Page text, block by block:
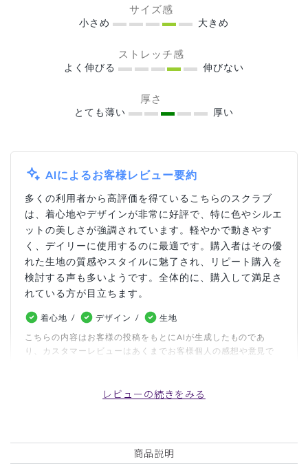
サイズ感
小さめ 大きめ
ストレッチ感
よく伸びる 伸びない
厚さ
とても薄い 厚い
AIによるお客様レビュー要約
多くの利用者から高評価を得ているこちらのスクラブ
は、着心地やデザインが非常に好評で、特に色やシルエ
ットの美しさが強調されています。軽やかで動きやす
く、デイリーに使用するのに最適です。購入者はその優
れた生地の質感やスタイルに魅了され、リピート購入を
検討する声も多いようです。全体的に、購入して満足さ
れている方が目立ちます。
着心地 デザイン
生地
こちらの内容はお客様の投稿をもとにAIが生成したものであ
り、カスタマーレビューはあくまでお客様個人の感想や意見で
レビューの続きをみる
商品説明